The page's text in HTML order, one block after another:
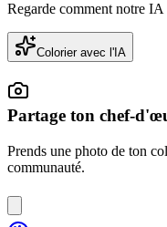
Regarde comment notre
Colorier avec l'IA
Partage ton chef-
Prends une photo de ton
communauté.